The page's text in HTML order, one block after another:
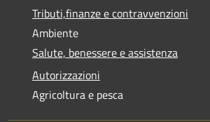
Tributi,finanze e contravvenzioni
Ambiente
Salute, benessere e assistenza
Autorizzazioni
Agricoltura e pesca